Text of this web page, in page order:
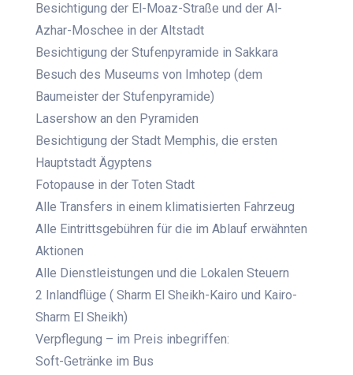
Besichtigung der El-Moaz-Straße und der Al-
Azhar-Moschee in der Altstadt
Besichtigung der Stufenpyramide in Sakkara
Besuch des Museums von Imhotep (dem
Baumeister der Stufenpyramide)
Lasershow an den Pyramiden
Besichtigung der Stadt Memphis, die ersten
Hauptstadt Ägyptens
Fotopause in der Toten Stadt
Alle Transfers in einem klimatisierten Fahrzeug
Alle Eintrittsgebühren für die im Ablauf erwähnten
Aktionen
Alle Dienstleistungen und die Lokalen Steuern
2 Inlandflüge ( Sharm El Sheikh-Kairo und Kairo-
Sharm El Sheikh)
Verpflegung – im Preis inbegriffen:
Soft-Getränke im Bus